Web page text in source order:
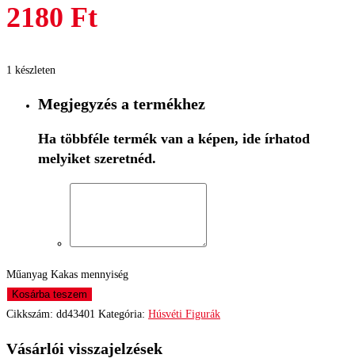
2180 Ft
1 készleten
Megjegyzés a termékhez
Ha többféle termék van a képen, ide írhatod
melyiket szeretnéd.
Műanyag Kakas mennyiség
Kosárba teszem
Cikkszám: dd43401 Kategória: Húsvéti Figurák
Vásárlói visszajelzések